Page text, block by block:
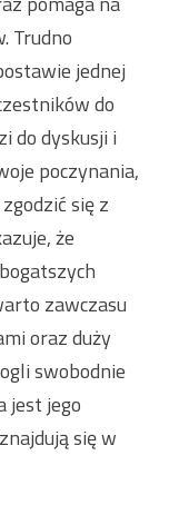
Trudno
jednej
do
do dyskusji i
poczynania,
się z
że
zawczasu
oraz duży
swobodnie
jest jego
się w